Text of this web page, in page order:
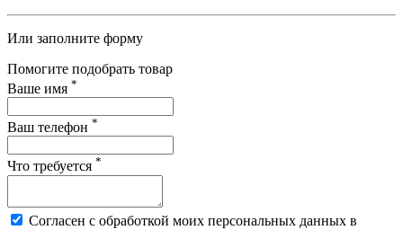
Или заполните форму
Помогите подобрать товар
Ваше имя *
Ваш телефон *
Что требуется *
Согласен с обработкой моих персональных данных в